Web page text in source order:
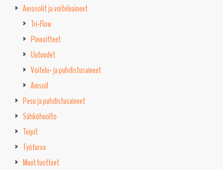
Aerosolit ja voiteluaineet
Tri-Flow
Pinnoitteet
Uutuudet
Voitelu- ja puhdistusaineet
Amsoil
Pesu ja puhdistusaineet
Sähköhuolto
Teipit
Työturva
Muut tuotteet